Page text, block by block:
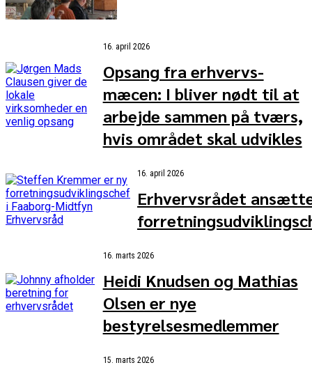
16. april 2026
Opsang fra erhvervs-
mæcen: I bliver nødt til at
arbejde sammen på tværs,
hvis området skal udvikles
16. april 2026
Erhvervsrådet
16. marts 2026
Heidi Knudsen og Mathias
Olsen er nye
bestyrelsesmedlemmer
15. marts 2026